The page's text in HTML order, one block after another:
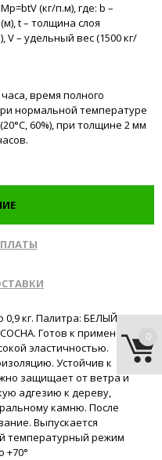
(кг/п.м), где: b –
t – толщина слоя
V – удельный вес (1500 кг/
время полного
нормальной температуре
60%), при толщине 2 мм
0,9 кг. Палитра: БЕЛЫЙ,
Готов к применению.
эластичностью.
Устойчив к
защищает от ветра и
адгезию к дереву,
камню. После
Выпускается
температурный режим
+70°
0